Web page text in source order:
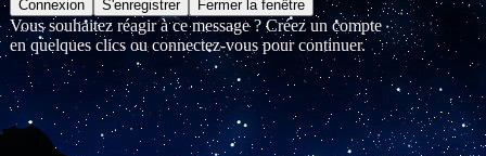
Vous souhaitez réagir à ce message ? Créez un compte
en quelques clics ou connectez-vous pour continuer.